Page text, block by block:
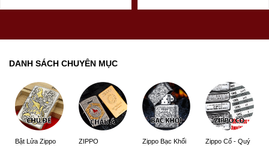
DANH SÁCH CHUYÊN MỤC
Bật Lửa Zippo
ZIPPO
Zippo Bạc Khối
Zippo Cổ - Quý